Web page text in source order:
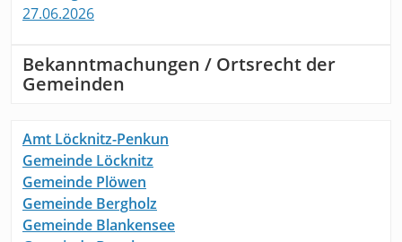
27.06.2026
Bekanntmachungen / Ortsrecht der
Gemeinden
Amt Löcknitz-Penkun
Gemeinde Löcknitz
Gemeinde Plöwen
Gemeinde Bergholz
Gemeinde Blankensee